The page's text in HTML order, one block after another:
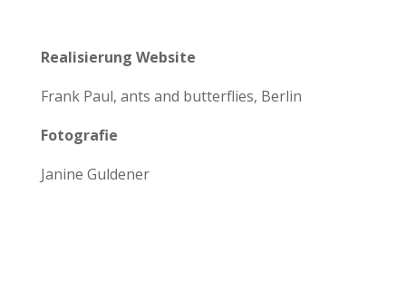
Realisierung Website
Frank Paul, ants and butterflies, Berlin
Fotografie
Janine Guldener